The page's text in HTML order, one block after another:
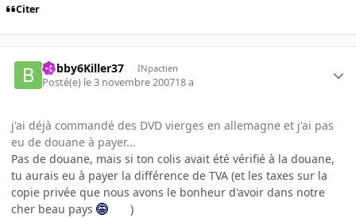
Citer
Bobby6Killer37 INpactien
Posté(e) le 3 novembre 200718 a
j'ai déjà commandé des DVD vierges en allemagne et j'ai pas
eu de douane à payer...
Pas de douane, mais si ton colis avait été vérifié à la douane,
tu aurais eu à payer la différence de TVA (et les taxes sur la
copie privée que nous avons le bonheur d'avoir dans notre
cher beau pays
)